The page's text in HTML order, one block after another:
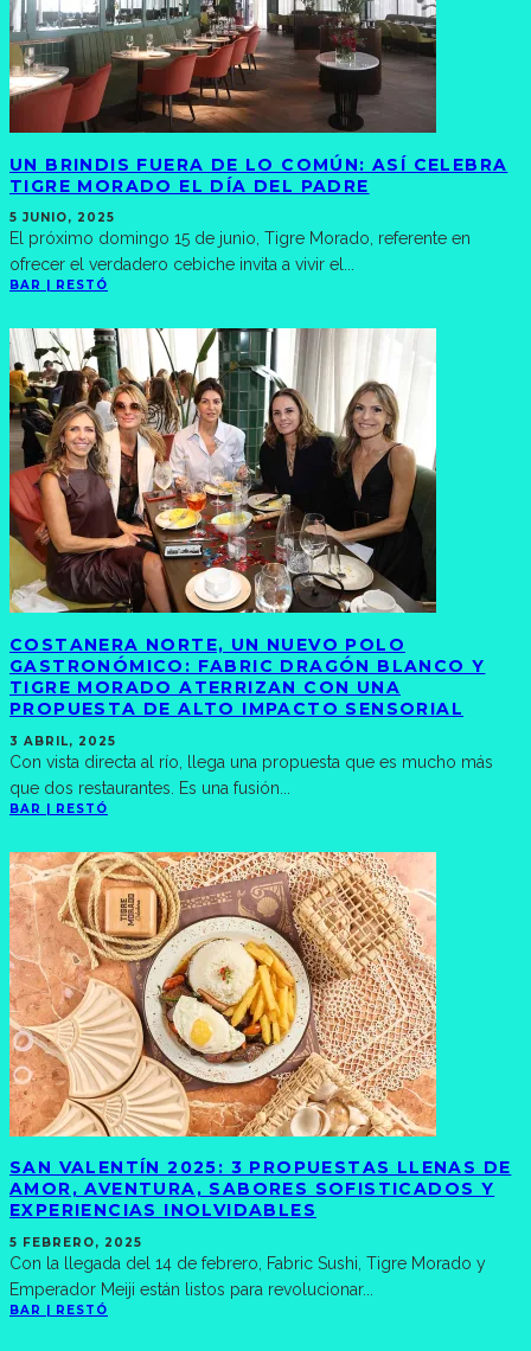
UN BRINDIS FUERA DE LO COMÚN: ASÍ CELEBRA
TIGRE MORADO EL DÍA DEL PADRE
5 JUNIO, 2025
El próximo domingo 15 de junio, Tigre Morado, referente en
ofrecer el verdadero cebiche invita a vivir el...
BAR | RESTÓ
COSTANERA NORTE, UN NUEVO POLO
GASTRONÓMICO: FABRIC DRAGÓN BLANCO Y
TIGRE MORADO ATERRIZAN CON UNA
PROPUESTA DE ALTO IMPACTO SENSORIAL
3 ABRIL, 2025
Con vista directa al río, llega una propuesta que es mucho más
que dos restaurantes. Es una fusión
BAR | RESTÓ
SAN VALENTÍN 2025: 3 PROPUESTAS LLENAS DE
AMOR, AVENTURA, SABORES SOFISTICADOS Y
EXPERIENCIAS INOLVIDABLES
5 FEBRERO, 2025
Con la llegada del 14 de febrero, Fabric Sushi, Tigre Morado y
Emperador Meiji están listos para revolucionar...
BAR | RESTÓ